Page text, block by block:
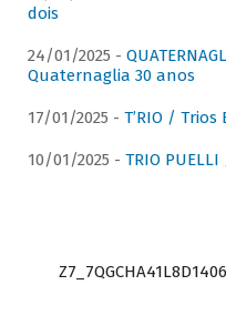
dois
24/01/2025 -
Quaternaglia 30 anos
17/01/2025 - T’RIO / Trios
10/01/2025 - TRIO